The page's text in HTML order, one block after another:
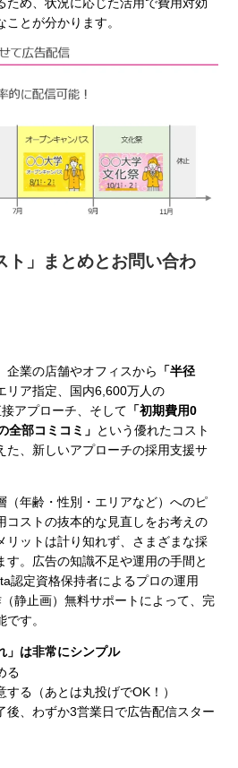
ため、状況に応じた活用で費用対効
とが分かります。
ト」まとめとお問い合わ
企業の店舗やオフィスから
「半径
リア指定、国内6,600万人の
アプローチ、そして 「初期費用0
全部コミコミ」 という優れたコスト
た、新しいアプローチの採用支援サ
（年齢・性別・エリアなど）へのピ
コストの抜本的な見直しをお考えの
リットは計り知れず、さまざまな採
す。広告の知識不足や運用の手間と
認定資格保持者によるプロの運用
静止画）無料サポートによって、完
す。
」は非常にシンプル
る
する（あとは丸投げでOK！）
後、わずか3営業日で広告配信スター